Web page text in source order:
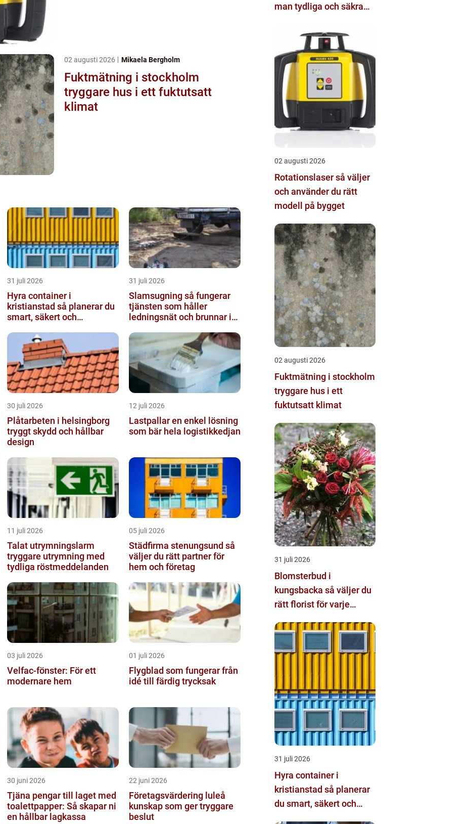
02 augusti 2026 Mikaela Bergholm
Fuktmätning i stockholm
tryggare hus i ett fuktutsatt
klimat
31 juli 2026
Hyra container i
kristianstad så planerar du
smart, säkert och
31 juli 2026
Slamsugning så fungerar
tjänsten som håller
ledningsnät och brunnar i
30 juli 2026
Plåtarbeten i helsingborg
tryggt skydd och hållbar
design
12 juli 2026
Lastpallar en enkel lösning
som bär hela logistikkedjan
11 juli 2026
Talat utrymningslarm
tryggare utrymning med
tydliga röstmeddelanden
05 juli 2026
Städfirma stenungsund så
väljer du rätt partner för
hem och företag
03 juli 2026
Velfac-fönster: För ett
modernare hem
01 juli 2026
Flygblad som fungerar från
idé till färdig trycksak
30 juni 2026
Tjäna pengar till laget med
toalettpapper: Så skapar ni
en hållbar lagkassa
22 juni 2026
Företagsvärdering luleå
kunskap som ger tryggare
beslut
man tydliga och säkra
02 augusti 2026
Rotationslaser så väljer
och använder du rätt
modell på bygget
02 augusti 2026
Fuktmätning i stockholm
tryggare hus i ett
fuktutsatt klimat
31 juli 2026
Blomsterbud i
kungsbacka så väljer du
rätt florist för varje
31 juli 2026
Hyra container i
kristianstad så planerar
du smart, säkert och